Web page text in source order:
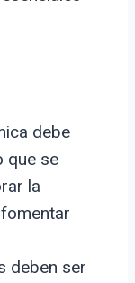
debe
que se
la
deben ser